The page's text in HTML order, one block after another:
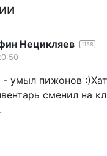
Нецикляев 1158
умыл пижонов
сменил на